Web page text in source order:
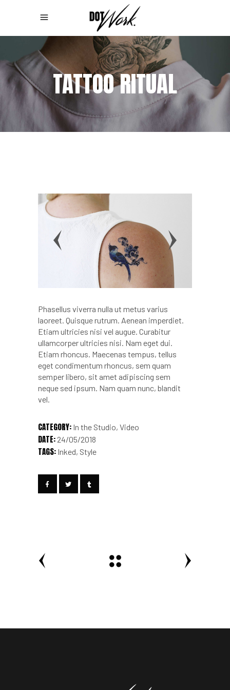
TATTOO RITUAL
Phasellus viverra nulla ut metus varius
laoreet. Quisque rutrum. Aenean imperdiet.
Etiam ultricies nisi vel augue. Curabitur
ullamcorper ultricies nisi. Nam eget dui.
Etiam rhoncus. Maecenas tempus, tellus
eget condimentum rhoncus, sem quam
semper libero, sit amet adipiscing sem
neque sed ipsum. Nam quam nunc, blandit
vel.
CATEGORY: In the Studio Video
DATE: 24/05/2018
TAGS: Inked Style